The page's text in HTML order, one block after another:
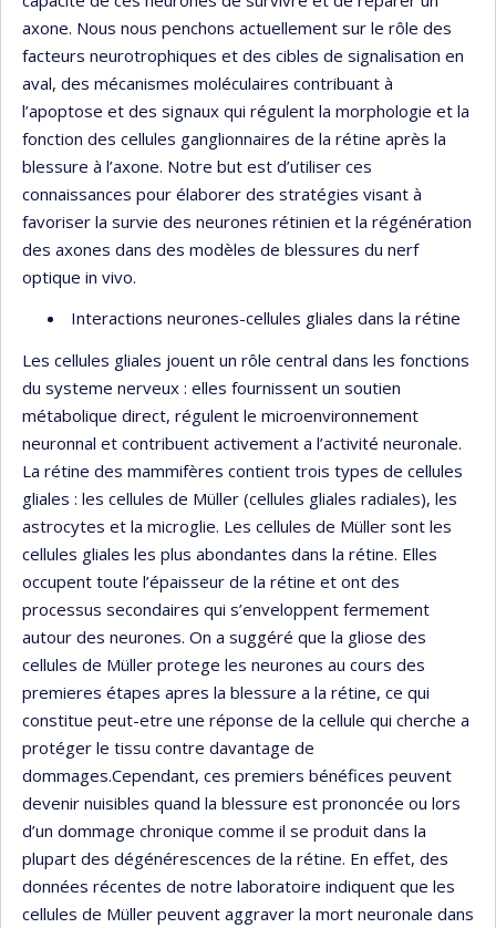
axone. Nous nous penchons actuellement sur le rôle des
facteurs neurotrophiques et des cibles de signalisation en
aval, des mécanismes moléculaires contribuant à
l’apoptose et des signaux qui régulent la morphologie et la
fonction des cellules ganglionnaires de la rétine après la
blessure à l’axone. Notre but est d’utiliser ces
connaissances pour élaborer des stratégies visant à
favoriser la survie des neurones rétinien et la régénération
des axones dans des modèles de blessures du nerf
optique in vivo.
Interactions neurones-cellules gliales dans la rétine
Les cellules gliales jouent un rôle central dans les fonctions
du systeme nerveux : elles fournissent un soutien
métabolique direct, régulent le microenvironnement
neuronnal et contribuent activement a l’activité neuronale.
La rétine des mammifères contient trois types de cellules
gliales : les cellules de Müller (cellules gliales radiales), les
astrocytes et la microglie. Les cellules de Müller sont les
cellules gliales les plus abondantes dans la rétine. Elles
occupent toute l’épaisseur de la rétine et ont des
processus secondaires qui s’enveloppent fermement
autour des neurones. On a suggéré que la gliose des
cellules de Müller protege les neurones au cours des
premieres étapes apres la blessure a la rétine, ce qui
constitue peut-etre une réponse de la cellule qui cherche a
protéger le tissu contre davantage de
dommages.Cependant, ces premiers bénéfices peuvent
devenir nuisibles quand la blessure est prononcée ou lors
d’un dommage chronique comme il se produit dans la
plupart des dégénérescences de la rétine. En effet, des
données récentes de notre laboratoire indiquent que les
cellules de Müller peuvent aggraver la mort neuronale dans